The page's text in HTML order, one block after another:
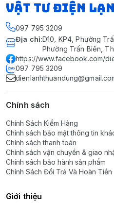
VẬT TƯ ĐIỆN
097 795 3209
Địa chỉ:D10, KP4, Phường
Phường Trấn Biên,
https://www.facebook.com/
097 795 3209
Chính sách
Chính Sách Kiểm Hàng
Chính sách bảo mật thông tin
Chính sách thanh toán
Chính sách vận chuyển & giao
Chính sách bảo hành sản phẩm
Chính Sách Đổi Trả Và Hoàn Tiền
Giới thiệu